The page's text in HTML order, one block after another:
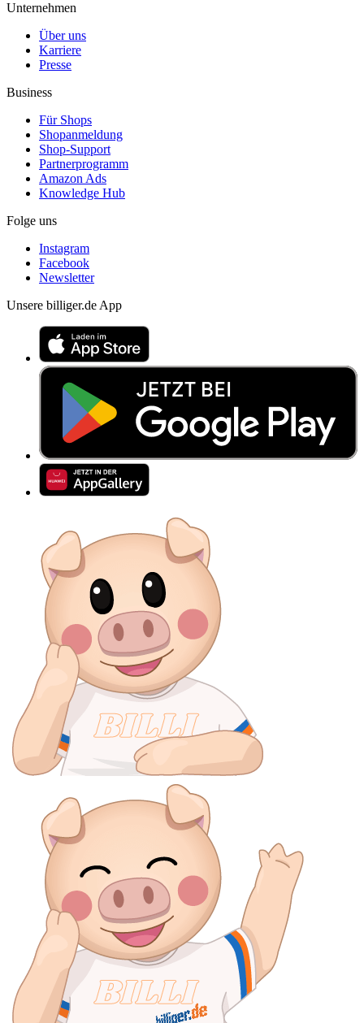
Unternehmen
Über uns
Karriere
Presse
Business
Für Shops
Shopanmeldung
Shop-Support
Partnerprogramm
Amazon Ads
Knowledge Hub
Folge uns
Instagram
Facebook
Newsletter
Unsere billiger.de App